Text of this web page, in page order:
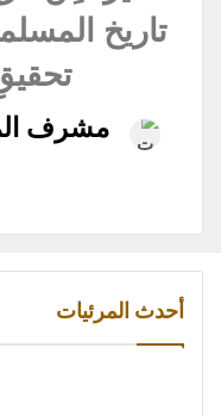
تاريخ
مشرف
أحدث المرئيات